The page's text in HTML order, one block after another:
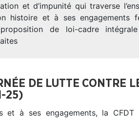
et d’impunité qui traverse
histoire et à ses engagements
de loi-cadre
DE LUTTE CONTRE
25)
et à ses engagements, la CFDT